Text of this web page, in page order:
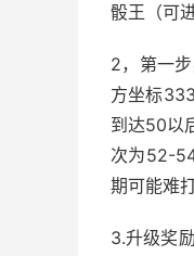
骰王（可
2，第一
方坐标
到达50以
次为52-
期可能难
3.升级奖